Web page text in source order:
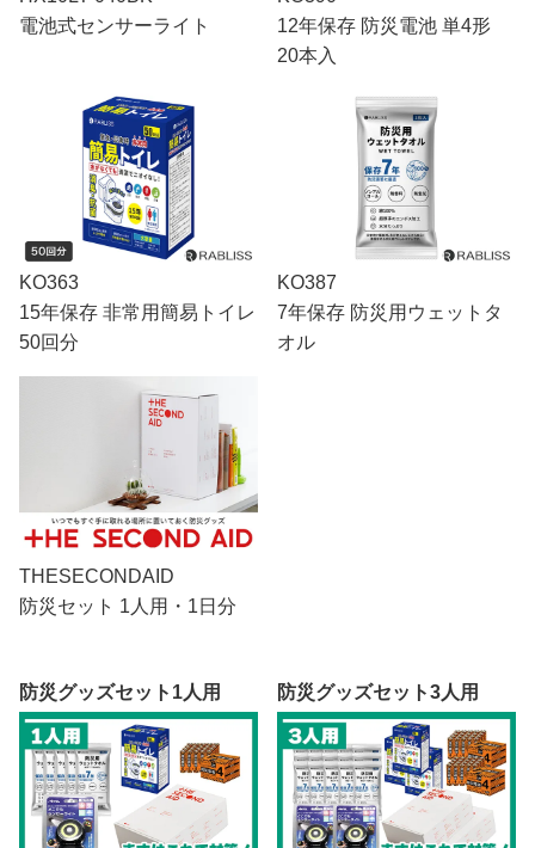
電池式センサーライト
12年保存 防災電池 単4形
20本入
KO363
15年保存 非常用簡易トイレ
50回分
KO387
7年保存 防災用ウェットタ
オル
THESECONDAID
防災セット 1人用・1日分
防災グッズセット1人用 防災グッズセット3人用